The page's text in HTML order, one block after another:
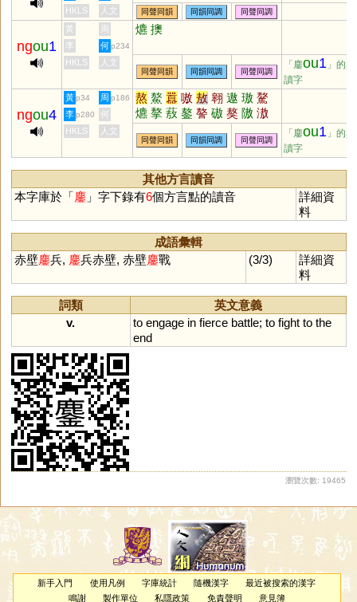
HKLS 人文 同聲同韻 同韻同調 同聲同調
ngou1
黃 周 爊 擙
李 何 p234
HKLS 人文
同聲同韻 同韻同調 同聲同調
「鏖ou1 」的異
讀字
ngou4
黃 p34 周 p186 熬 鰲 囂 嗷 敖 翱 遨 璈 驁
爊 摮 蔜 鏊 謷 磝 獒 隞 滶
李 p280
何
HKLS
人文
同聲同韻 同韻同調 同聲同調
「鏖ou1 」的異
讀字
其他方言讀音
本字庫於「鏖」字下錄有6個方言點的讀音
詳細資
料
成語彙輯
赤壁鏖兵, 鏖兵赤壁, 赤壁鏖戰 (3/3)
詳細資
料
詞類
英文意義
v.
to engage in fierce battle; to fight to the
end
瀏覽次數: 19465
新手入門 使用凡例 字庫統計 隨機漢字
最近被搜索的漢字
鳴謝
製作單位 私隱政策 免責聲明 意見簿